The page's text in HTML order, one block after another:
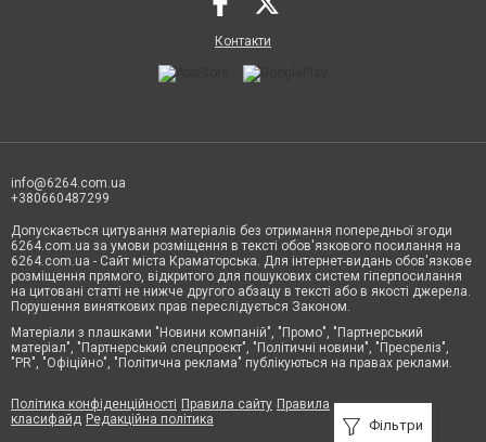
Фільтри
Контакти
info@6264.com.ua
+380660487299
Допускається цитування матеріалів без отримання попередньої згоди
6264.com.ua за умови розміщення в тексті обов'язкового посилання на
6264.com.ua - Сайт міста Краматорська. Для інтернет-видань обов'язкове
розміщення прямого, відкритого для пошукових систем гіперпосилання
на цитовані статті не нижче другого абзацу в тексті або в якості джерела.
Порушення виняткових прав переслідується Законом.
Матеріали з плашками "Новини компаній", "Промо", "Партнерський
матеріал", "Партнерський спецпроєкт", "Політичні новини", "Пресреліз",
"PR", "Офіційно", "Політична реклама" публікуються на правах реклами.
Політика конфіденційності Правила сайту Правила
класифайд Редакційна політика